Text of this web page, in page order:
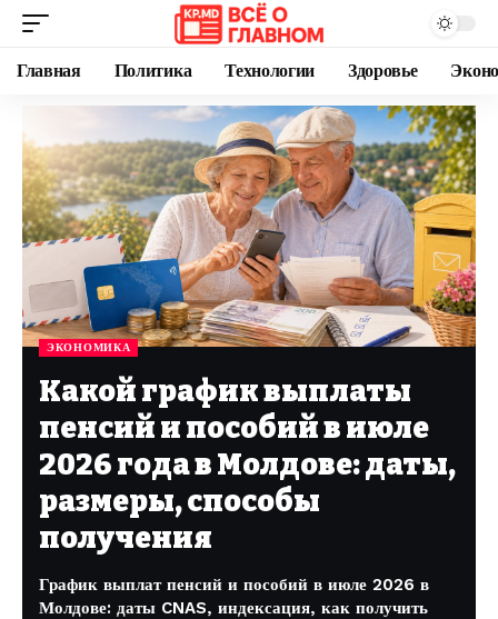
Главная Политика Технологии Здоровье
ЭКОНОМИКА
Какой график выплаты
пенсий и пособий в июле
2026 года в Молдове: даты,
размеры, способы
получения
График выплат пенсий и пособий в июле 2026 в
Молдове: даты CNAS, индексация, как получить